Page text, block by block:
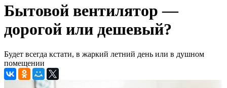
Бытовой вентилятор —
дорогой или дешевый?
Будет всегда кстати, в жаркий летний день или в душном
помещении